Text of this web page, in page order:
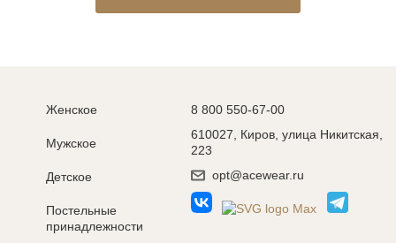
Женское
Мужское
Детское
Постельные
принадлежности
8 800 550-67-00
610027, Киров, улица Никитская,
223
opt@acewear.ru